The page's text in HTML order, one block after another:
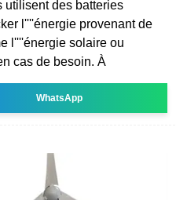
utilisent des batteries
l''''énergie provenant de
l''''énergie solaire ou
cas de besoin. À
WhatsApp